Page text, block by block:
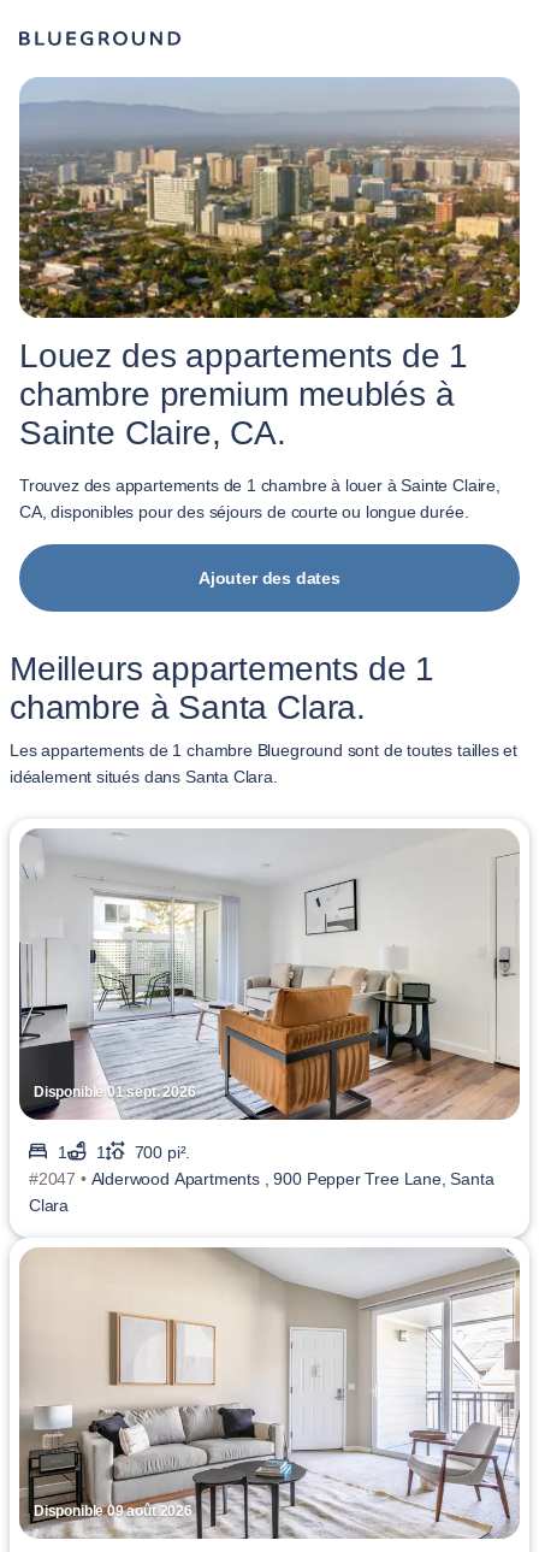
Louez des appartements de 1
chambre premium meublés à
Sainte Claire, CA.
Trouvez des appartements de 1 chambre à louer à Sainte Claire,
CA, disponibles pour des séjours de courte ou longue durée.
Ajouter des dates
Meilleurs appartements de 1
chambre à Santa Clara.
Les appartements de 1 chambre Blueground sont de toutes tailles et
idéalement situés dans Santa Clara.
Disponible 01 sept. 2026
1 1
700 pi².
#2047 • Alderwood Apartments , 900 Pepper Tree Lane, Santa
Clara
Disponible 09 août 2026